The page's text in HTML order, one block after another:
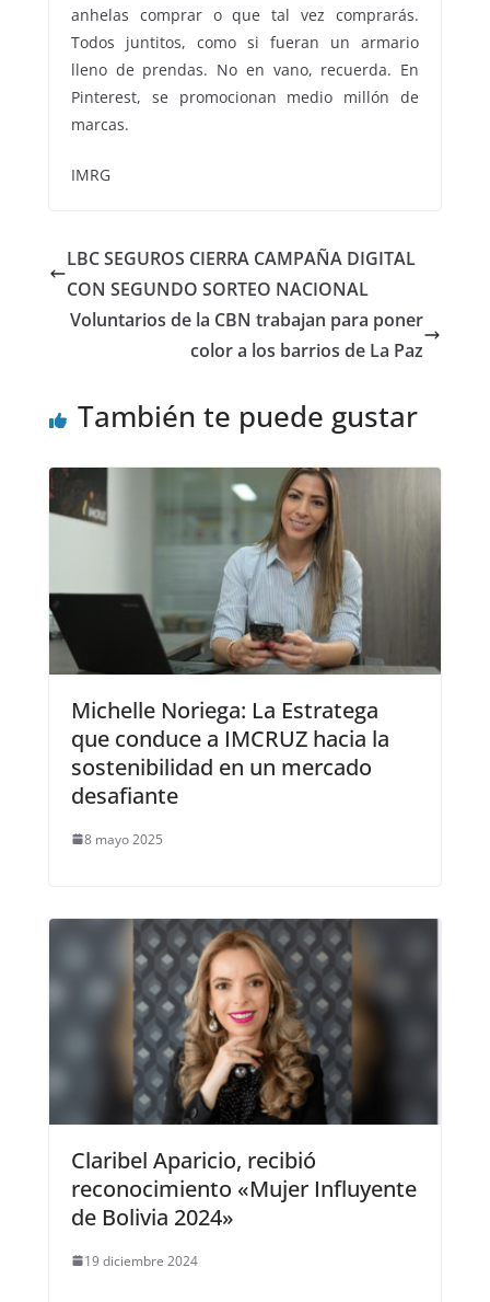
anhelas comprar o que tal vez comprarás.
Todos juntitos, como si fueran un armario
lleno de prendas. No en vano, recuerda. En
Pinterest, se promocionan medio millón de
marcas.
IMRG
LBC SEGUROS CIERRA CAMPAÑA DIGITAL
CON SEGUNDO SORTEO NACIONAL
Voluntarios de la CBN trabajan para poner
color a los barrios de La Paz
También te puede gustar
Michelle Noriega: La Estratega
que conduce a IMCRUZ hacia la
sostenibilidad en un mercado
desafiante
8 mayo 2025
Claribel Aparicio, recibió
reconocimiento «Mujer Influyente
de Bolivia 2024»
19 diciembre 2024